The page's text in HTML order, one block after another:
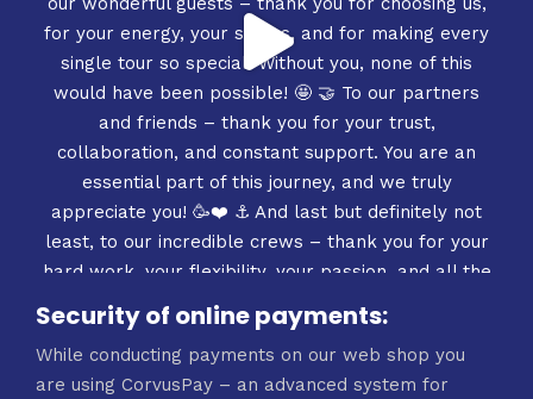
Security of online payments:
While conducting payments on our web shop you
are using CorvusPay – an advanced system for